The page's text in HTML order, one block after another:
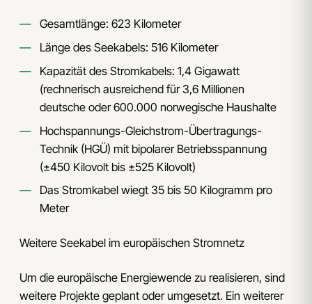
Gesamtlänge: 623 Kilometer
Länge des Seekabels: 516 Kilometer
Kapazität des Stromkabels: 1,4 Gigawatt
(rechnerisch ausreichend für 3,6 Millionen
deutsche oder 600.000 norwegische Haushalte
Hochspannungs-Gleichstrom-Übertragungs-
Technik (HGÜ) mit bipolarer Betriebsspannung
(±450 Kilovolt bis ±525 Kilovolt)
Das Stromkabel wiegt 35 bis 50 Kilogramm pro
Meter
Weitere Seekabel im europäischen Stromnetz
Um die europäische Energiewende zu realisieren, sind
weitere Projekte geplant oder umgesetzt. Ein weiterer